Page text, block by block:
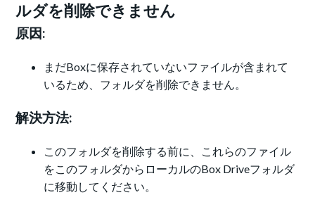
ルダを削除できません
原因:
まだBoxに保存されていないファイルが含まれて
いるため、フォルダを削除できません。
解決方法:
このフォルダを削除する前に、これらのファイル
をこのフォルダからローカルのBox Driveフォルダ
に移動してください。